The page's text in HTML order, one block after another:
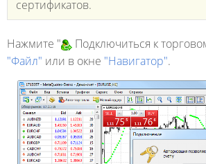
сертификатов.
Нажмите "
Подключиться к
"Файл" или в окне "Навигатор".